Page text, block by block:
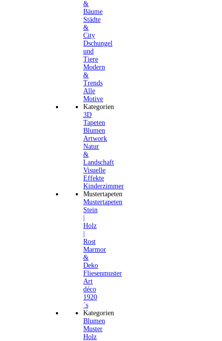
&
Bäume
Städte
&
City
Dschungel
und
Tiere
Modern
&
Trends
Alle
Motive
Kategorien
3D
Tapeten
Blumen
Artwork
Natur
&
Landschaft
Visuelle
Effekte
Kinderzimmer
Mustertapeten
Mustertapeten
Stein
Holz
Rost
Marmor
&
Deko
Fliesenmuster
Art
déco
1920
´s
Kategorien
Blumen
Muster
Holz